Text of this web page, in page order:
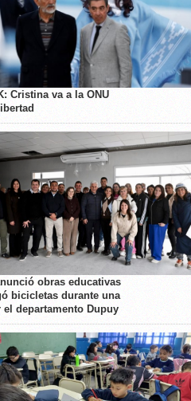
Cristina va a la ONU
obras educativas
bicicletas durante una
el departamento Dupuy